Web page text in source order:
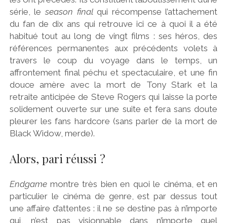
série, le season finalqui récompense l’attachement
du fan de dix ans qui retrouve ici ce à quoi il a été
habitué tout au long de vingt films : ses héros, des
références permanentes aux précédents volets à
travers le coup du voyage dans le temps, un
affrontement final péchu et spectaculaire, et une fin
douce amère avec la mort de Tony Stark et la
retraite anticipée de Steve Rogers qui laisse la porte
solidement ouverte sur une suite et fera sans doute
pleurer les fans hardcore (sans parler de la mort de
Black Widow, merde).
Alors, pari réussi ?
Endgamemontre très bien en quoi le cinéma, et en
particulier le cinéma de genre, est par dessus tout
une affaire d’attentes : il ne se destine pas à n’importe
qui, n’est pas visionnable dans n’importe quel